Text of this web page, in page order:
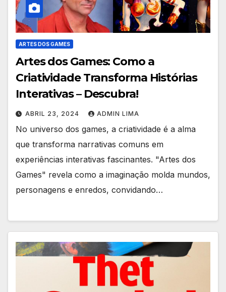
ARTES DOS GAMES
Artes dos Games: Como a
Criatividade Transforma Histórias
Interativas – Descubra!
ABRIL 23, 2024 ADMIN LIMA
No universo dos games, a criatividade é a alma
que transforma narrativas comuns em
experiências interativas fascinantes. "Artes dos
Games" revela como a imaginação molda mundos,
personagens e enredos, convidando…